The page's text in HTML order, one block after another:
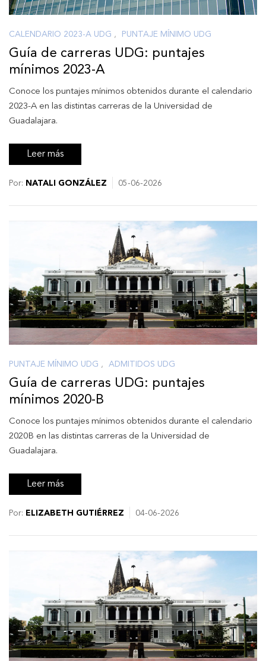
CALENDARIO 2023-A UDG , PUNTAJE MÍNIMO UDG
Guía de carreras UDG: puntajes
mínimos 2023-A
Conoce los puntajes mínimos obtenidos durante el calendario
2023-A en las distintas carreras de la Universidad de
Guadalajara.
Leer más
Por: NATALI GONZÁLEZ 05-06-2026
PUNTAJE MÍNIMO UDG , ADMITIDOS UDG
Guía de carreras UDG: puntajes
mínimos 2020-B
Conoce los puntajes mínimos obtenidos durante el calendario
2020B en las distintas carreras de la Universidad de
Guadalajara.
Leer más
Por: ELIZABETH GUTIÉRREZ 04-06-2026